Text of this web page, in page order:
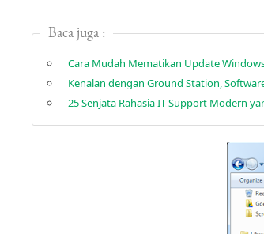
Baca juga :
Cara Mudah Mematikan Update
Kenalan dengan Ground Station,
25 Senjata Rahasia IT Support Modern